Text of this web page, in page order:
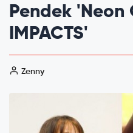
Pendek 'Neon
IMPACTS'
Zenny